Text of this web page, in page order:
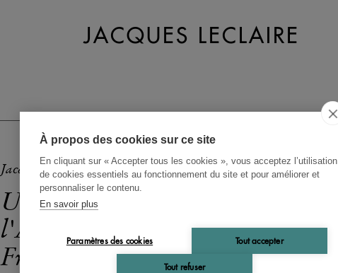
À propos des cookies sur ce site
En cliquant sur « Accepter tous les cookies », vous acceptez l’utilisation
de cookies essentiels au fonctionnement du site et pour améliorer et
personnaliser le contenu.
En savoir plus
Paramètres des cookies Tout accepter
Tout refuser
JACQUES LECLAIRE
Jacques Leclaire
Un Témoin de l'avènement de
l'Angleterre contemporaine :
Francis Brett Young